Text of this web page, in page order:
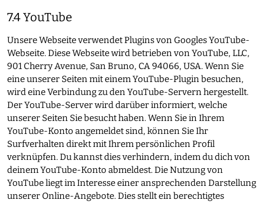
7.4 YouTube
Unsere Webseite verwendet Plugins von Googles YouTube-
Webseite. Diese Webseite wird betrieben von YouTube, LLC,
901 Cherry Avenue, San Bruno, CA 94066, USA. Wenn Sie
eine unserer Seiten mit einem YouTube-Plugin besuchen,
wird eine Verbindung zu den YouTube-Servern hergestellt.
Der YouTube-Server wird darüber informiert, welche
unserer Seiten Sie besucht haben. Wenn Sie in Ihrem
YouTube-Konto angemeldet sind, können Sie Ihr
Surfverhalten direkt mit Ihrem persönlichen Profil
verknüpfen. Du kannst dies verhindern, indem du dich von
deinem YouTube-Konto abmeldest. Die Nutzung von
YouTube liegt im Interesse einer ansprechenden Darstellung
unserer Online-Angebote. Dies stellt ein berechtigtes